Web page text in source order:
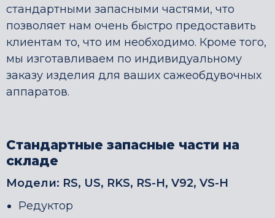
стандартными запасными частями, что
позволяет нам очень быстро предоставить
клиентам то, что им необходимо. Кроме того,
мы изготавливаем по индивидуальному
заказу изделия для ваших сажеобдувочных
аппаратов.
Стандартные запасные части на
складе
Модели: RS, US, RKS, RS-H, V92, VS-H
Редуктор